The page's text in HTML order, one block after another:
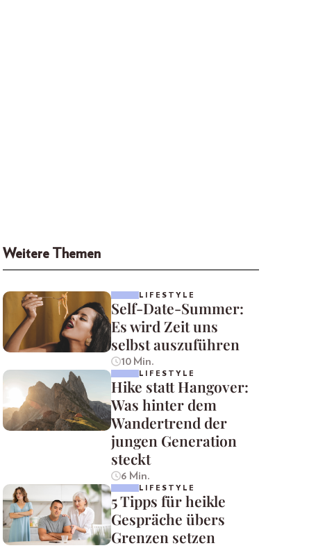
Weitere Themen
LIFESTYLE
Self-Date-Summer:
Es wird Zeit uns
selbst auszuführen
10 Min.
LIFESTYLE
Hike statt Hangover:
Was hinter dem
Wandertrend der
jungen Generation
steckt
6 Min.
LIFESTYLE
5 Tipps für heikle
Gespräche übers
Grenzen setzen